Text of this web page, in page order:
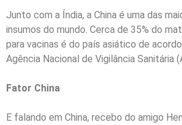
Junto com a Índia, a China é uma das
insumos do mundo. Cerca de 35% do
para vacinas é do país asiático de
Agência Nacional de Vigilância Sanitária
Fator China
E falando em China, recebo do amigo